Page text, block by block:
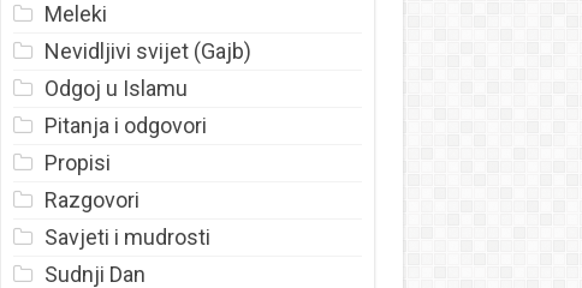
Meleki
Nevidljivi svijet (Gajb)
Odgoj u Islamu
Pitanja i odgovori
Propisi
Razgovori
Savjeti i mudrosti
Sudnji Dan